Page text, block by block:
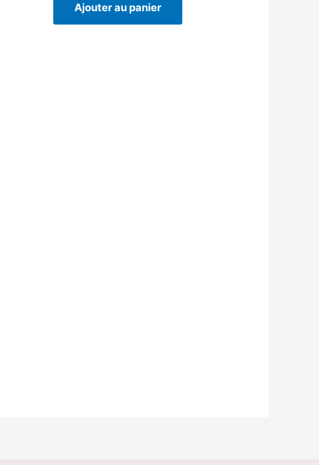
Ajouter au panier